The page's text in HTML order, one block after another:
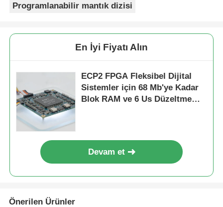
Programlanabilir mantık dizisi
En İyi Fiyatı Alın
ECP2 FPGA Fleksibel Dijital
Sistemler için 68 Mb'ye Kadar
Blok RAM ve 6 Us Düzeltme
Devam et
Önerilen Ürünler